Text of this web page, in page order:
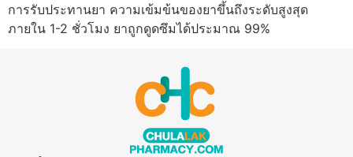
การรับประทานยา ความเข้มข้นของยาขึ้นถึงระดับสูงสุด
ภายใน 1-2 ชั่วโมง ยาถูกดูดซึมได้ประมาณ 99%